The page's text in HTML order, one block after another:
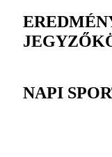
NAPI